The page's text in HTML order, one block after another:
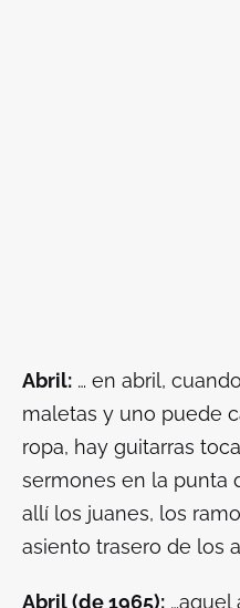
Abril: … en abril,
maletas y uno puede
ropa, hay guitarras
sermones en la punta
allí los juanes, los
asiento trasero de los
Abril (de 1965): …aquel